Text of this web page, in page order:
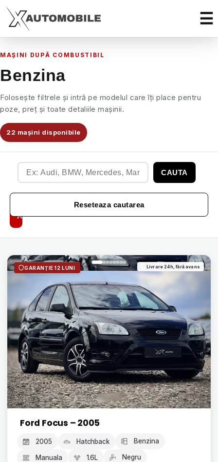
MAȘINI DUPĂ COMBUSTIBIL
Benzina
Folosește filtrele și intră pe modelul care îți place pentru
poze, preț și toate detaliile mașinii.
22 mașini disponibile
CAUTA
Auto
Reseteaza cautarea
GARANȚIE 12 LUNI Livrare 24h, fără avans
Ford Focus – 2005
2005 Hatchback Benzina
Manuala 1.6L Negru